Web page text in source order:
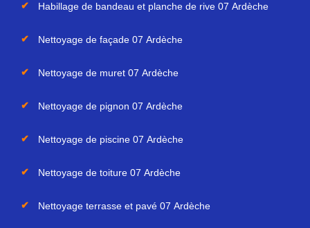
Habillage de bandeau et planche de rive 07 Ardèche
Nettoyage de façade 07 Ardèche
Nettoyage de muret 07 Ardèche
Nettoyage de pignon 07 Ardèche
Nettoyage de piscine 07 Ardèche
Nettoyage de toiture 07 Ardèche
Nettoyage terrasse et pavé 07 Ardèche